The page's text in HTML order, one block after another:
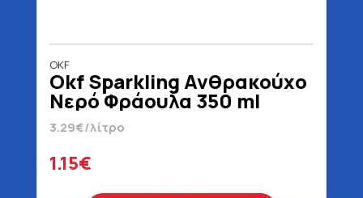
OKF
Okf Sparkling Ανθρακούχο
Νερό Φράουλα 350 ml
3.29€/λίτρο
1.15€